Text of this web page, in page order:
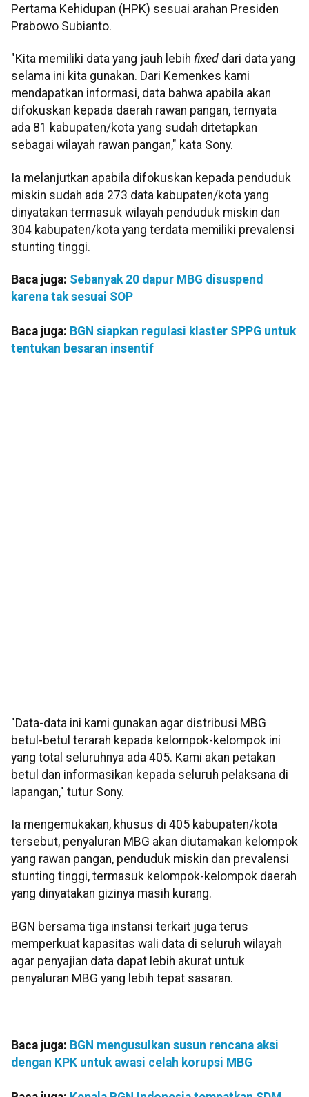
Pertama Kehidupan (HPK) sesuai arahan Presiden
Prabowo Subianto.
"Kita memiliki data yang jauh lebih fixed dari data yang
selama ini kita gunakan. Dari Kemenkes kami
mendapatkan informasi, data bahwa apabila akan
difokuskan kepada daerah rawan pangan, ternyata
ada 81 kabupaten/kota yang sudah ditetapkan
sebagai wilayah rawan pangan," kata Sony.
Ia melanjutkan apabila difokuskan kepada penduduk
miskin sudah ada 273 data kabupaten/kota yang
dinyatakan termasuk wilayah penduduk miskin dan
304 kabupaten/kota yang terdata memiliki prevalensi
stunting tinggi.
Baca juga: Sebanyak 20 dapur MBG disuspend
karena tak sesuai SOP
Baca juga: BGN siapkan regulasi klaster SPPG untuk
tentukan besaran insentif
"Data-data ini kami gunakan agar distribusi MBG
betul-betul terarah kepada kelompok-kelompok ini
yang total seluruhnya ada 405. Kami akan petakan
betul dan informasikan kepada seluruh pelaksana di
lapangan," tutur Sony.
Ia mengemukakan, khusus di 405 kabupaten/kota
tersebut, penyaluran MBG akan diutamakan kelompok
yang rawan pangan, penduduk miskin dan prevalensi
stunting tinggi, termasuk kelompok-kelompok daerah
yang dinyatakan gizinya masih kurang.
BGN bersama tiga instansi terkait juga terus
memperkuat kapasitas wali data di seluruh wilayah
agar penyajian data dapat lebih akurat untuk
penyaluran MBG yang lebih tepat sasaran.
Baca juga: BGN mengusulkan susun rencana aksi
dengan KPK untuk awasi celah korupsi MBG